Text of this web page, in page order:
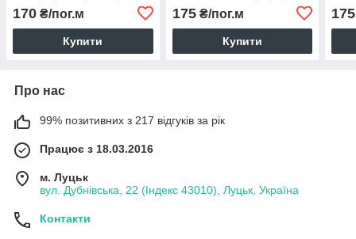
170 ₴/пог.м
Купити
175₴/пог.м
Купити
FR-
175
Про нас
99% позитивних з 217 відгуків за рік
Працює з 18.03.2016
м. Луцьк
вул. Дубнівська, 22 (Індекс 43010), Луцьк, Україна
Контакти